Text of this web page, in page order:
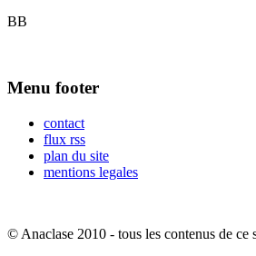
BB
Menu footer
contact
flux rss
plan du site
mentions legales
© Anaclase 2010 - tous les contenus de